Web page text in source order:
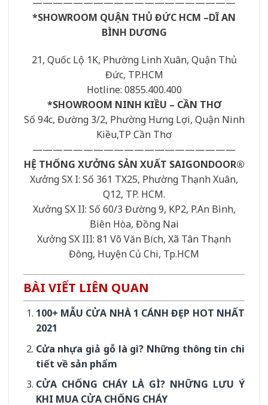
————————————————————
*SHOWROOM QUẬN THỦ ĐỨC HCM –DĨ AN
BÌNH DƯƠNG
21, Quốc Lộ 1K, Phường Linh Xuân, Quận Thủ
Đức, TP.HCM
Hotline: 0855.400.400
*SHOWROOM NINH KIỀU – CẦN THƠ
Số 94c, Đường 3/2, Phường Hưng Lợi, Quận Ninh
Kiều,TP Cần Thơ
————————————————————
HỆ THỐNG XƯỞNG SẢN XUẤT SAIGONDOOR®
Xưởng SX I: Số 361 TX25, Phường Thạnh Xuân,
Q12, TP. HCM.
Xưởng SX II: Số 60/3 Đường 9, KP2, P.An Bình,
Biên Hòa, Đồng Nai
Xưởng SX III: 81 Võ Văn Bích, Xã Tân Thạnh
Đông, Huyện Củ Chi, Tp.HCM
BÀI VIẾT LIÊN QUAN
100+ MẪU CỬA NHÀ 1 CÁNH ĐẸP HOT NHẤT
2021
Cửa nhựa giả gỗ là gì? Những thông tin chi
tiết về sản phẩm
CỬA CHỐNG CHÁY LÀ GÌ? NHỮNG LƯU Ý
KHI MUA CỬA CHỐNG CHÁY